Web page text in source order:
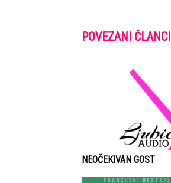
POVEZANI ČLANCI
NEOČEKIVAN GOST